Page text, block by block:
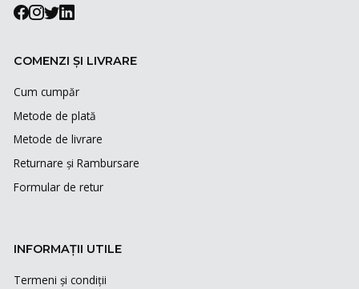
COMENZI ȘI LIVRARE
Cum cumpăr
Metode de plată
Metode de livrare
Returnare și Rambursare
Formular de retur
INFORMAȚII UTILE
Termeni și condiții